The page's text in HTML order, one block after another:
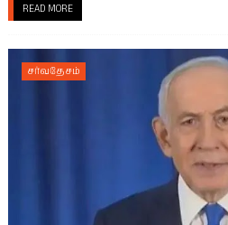
READ MORE
சர்வதேசம்